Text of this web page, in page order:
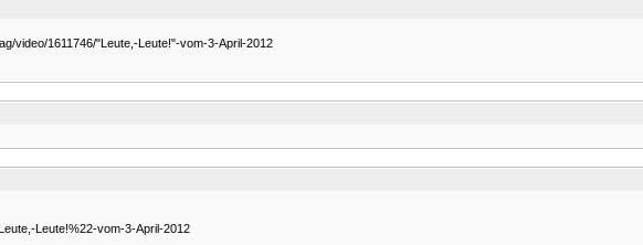
video/1611746/"Leute,-Leute!"-vom-3-April-2012
Leute!%22-vom-3-April-2012